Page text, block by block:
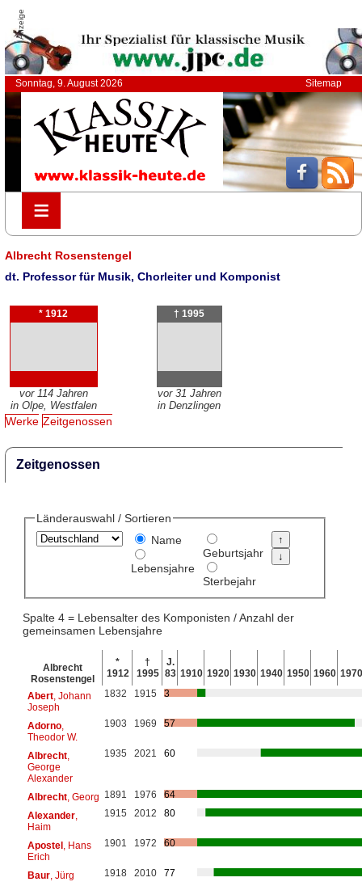
Anzeige
Sonntag, 9. August 2026 Sitemap
≡
≡
Albrecht Rosenstengel
dt. Professor für Musik, Chorleiter und Komponist
* 1912
vor 114 Jahren
in Olpe, Westfalen
† 1995
vor 31 Jahren
in Denzlingen
Werke Zeitgenossen
Zeitgenossen
Länderauswahl / Sortieren
Name
Lebensjahre
Geburtsjahr
Sterbejahr
Spalte 4 = Lebensalter des Komponisten / Anzahl der
gemeinsamen Lebensjahre
Albrecht
Rosenstengel
*
1912
†
1995
J.
83 1910 1920 1930 1940 1950 1960 1970
Abert, Johann
Joseph
1832 1915 3
Adorno,
Theodor W.
1903 1969 57
Albrecht,
George
Alexander
1935 2021 60
Albrecht, Georg 1891 1976
64
Alexander,
Haim
1915 2012 80
Apostel, Hans
Erich
1901 1972 60
Baur, Jürg 1918 2010
77